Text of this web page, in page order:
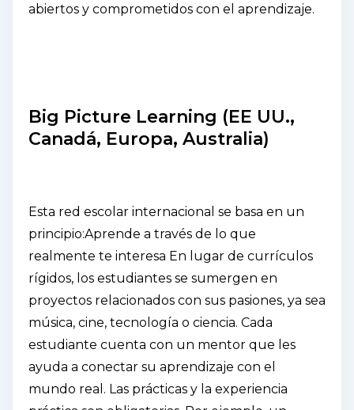
abiertos y comprometidos con el aprendizaje.
Big Picture Learning (EE UU.,
Canadá, Europa, Australia)
Esta red escolar internacional se basa en un
principio:Aprende a través de lo que
realmente te interesa En lugar de currículos
rígidos, los estudiantes se sumergen en
proyectos relacionados con sus pasiones, ya sea
música, cine, tecnología o ciencia. Cada
estudiante cuenta con un mentor que les
ayuda a conectar su aprendizaje con el
mundo real. Las prácticas y la experiencia